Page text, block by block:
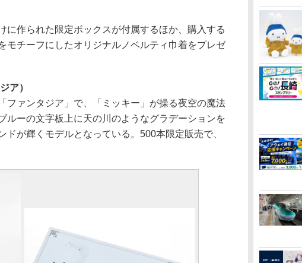
作られた限定ボックスが付属するほか、購入する
モチーフにしたオリジナルノベルティ巾着をプレゼ
ア）
ァンタジア」で、「ミッキー」が操る夜空の魔法
ルーの文字板上に天の川のようなグラデーションを
ドが輝くモデルとなっている。500本限定販売で、